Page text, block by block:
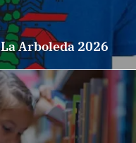
Arboleda 2026